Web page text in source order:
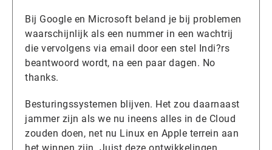
Bij Google en Microsoft beland je bij problemen
waarschijnlijk als een nummer in een wachtrij
die vervolgens via email door een stel Indi?rs
beantwoord wordt, na een paar dagen. No
thanks.
Besturingssystemen blijven. Het zou daarnaast
jammer zijn als we nu ineens alles in de Cloud
zouden doen, net nu Linux en Apple terrein aan